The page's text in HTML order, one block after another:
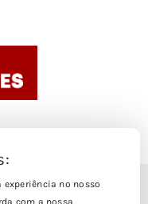
no nosso
com a nossa